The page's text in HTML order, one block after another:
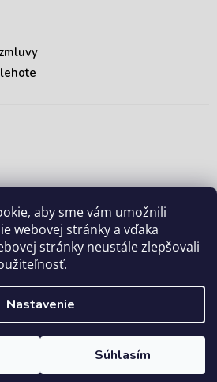
aby sme vám umožnili
webovej stránky a vďaka
stránky neustále zlepšovali
Nastavenie
Súhlasím
. Všetky práva vyhradené.
cookies